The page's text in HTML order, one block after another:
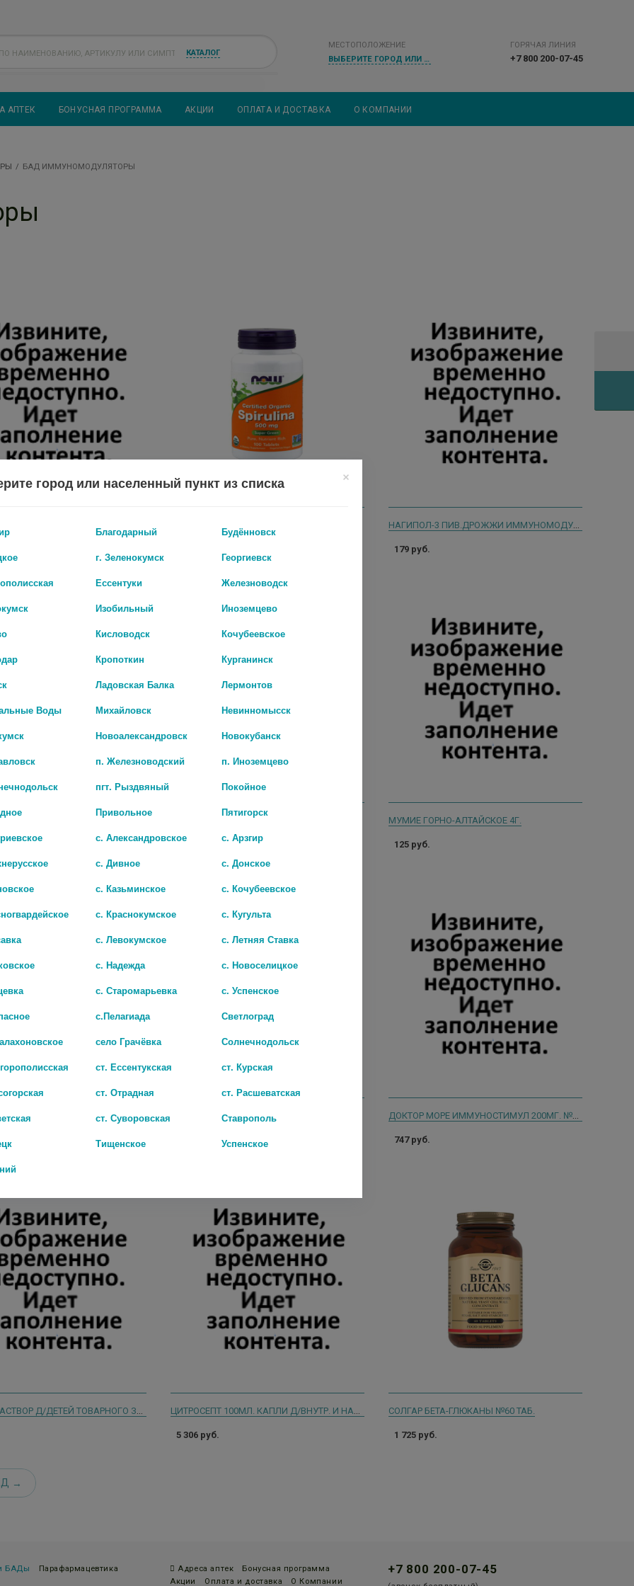
КАТАЛОГ
МЕСТОПОЛОЖЕНИЕ
ВЫБЕРИТЕ ГОРОД ИЛИ НАСЕЛЕННЫЙ ПУНКТ
ГОРЯЧАЯ ЛИНИЯ
+7 800 200-07-45
АПТЕК БОНУСНАЯ ПРОГРАММА АКЦИИ ОПЛАТА И ДОСТАВКА О КОМПАНИИ
БАД ИММУНОМОДУЛЯТОРЫ
НАГИПОЛ-3 ПИВ.ДРОЖЖИ ИММУНОМОДУЛЯТОР №100 ТАБ.
179 руб.
60 КАПС. МУМИЕ АЛТАЙСКОЕ №20 ТАБ. /НАРИНЕ/
108 руб.
МУМИЕ ГОРНО-АЛТАЙСКОЕ 4Г.
125 руб.
№120 КАПС. ЦЫГАПАН 200МГ. №60 КАПС. ДОКТОР МОРЕ ИММУНОСТИМУЛ 200МГ. №20 КАПС.
747 руб.
5 306 руб.
СОЛГАР БЕТА-ГЛЮКАНЫ №60 ТАБ.
1 725 руб.
БАДы Парафармацевтика Адреса аптек
Бонусная программа
Акции
Оплата и доставка О Компании
+7 800 200-07-45
город или населенный пункт из списка
Благодарный
Будённовск
г. Зеленокумск
Георгиевск
Ессентуки
Железноводск
Изобильный
Иноземцево
Кисловодск
Кочубеевское
Кропоткин
Курганинск
Ладовская Балка
Лермонтов
Воды
Михайловск
Невинномысск
Новоалександровск
Новокубанск
п. Железноводский
п. Иноземцево
пгт. Рыздвяный
Покойное
Привольное
Пятигорск
с. Александровское
с. Арзгир
с. Дивное
с. Донское
с. Казьминское
с. Кочубеевское
с. Краснокумское
с. Кугульта
с. Левокумское
с. Летняя Ставка
с. Надежда
с. Новоселицкое
с. Старомарьевка
с. Успенское
с.Пелагиада
Светлоград
село Грачёвка
Солнечнодольск
ст. Ессентукская
ст. Курская
ст. Отрадная
ст. Расшеватская
ст. Суворовская
Ставрополь
Тищенское
Успенское